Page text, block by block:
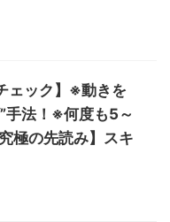
ェック】※動きを
手法！※何度も5～
極の先読み】スキ